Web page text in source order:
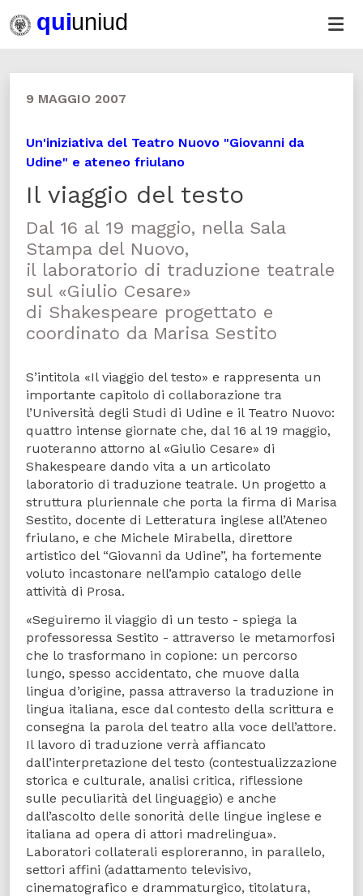
9 MAGGIO 2007
Un'iniziativa del Teatro Nuovo "Giovanni da
Udine" e ateneo friulano
Il viaggio del testo
Dal 16 al 19 maggio, nella Sala
Stampa del Nuovo,
il laboratorio di traduzione teatrale
sul «Giulio Cesare»
di Shakespeare progettato e
coordinato da Marisa Sestito
S’intitola «Il viaggio del testo» e rappresenta un
importante capitolo di collaborazione tra
l’Università degli Studi di Udine e il Teatro Nuovo:
quattro intense giornate che, dal 16 al 19 maggio,
ruoteranno attorno al «Giulio Cesare» di
Shakespeare dando vita a un articolato
laboratorio di traduzione teatrale. Un progetto a
struttura pluriennale che porta la firma di Marisa
Sestito, docente di Letteratura inglese all’Ateneo
friulano, e che Michele Mirabella, direttore
artistico del “Giovanni da Udine”, ha fortemente
voluto incastonare nell’ampio catalogo delle
attività di Prosa.
«Seguiremo il viaggio di un testo - spiega la
professoressa Sestito - attraverso le metamorfosi
che lo trasformano in copione: un percorso
lungo, spesso accidentato, che muove dalla
lingua d’origine, passa attraverso la traduzione in
lingua italiana, esce dal contesto della scrittura e
consegna la parola del teatro alla voce dell’attore.
Il lavoro di traduzione verrà affiancato
dall’interpretazione del testo (contestualizzazione
storica e culturale, analisi critica, riflessione
sulle peculiarità del linguaggio) e anche
dall’ascolto delle sonorità delle lingue inglese e
italiana ad opera di attori madrelingua».
Laboratori collaterali esploreranno, in parallelo,
settori affini (adattamento televisivo,
cinematografico e drammaturgico, titolatura,